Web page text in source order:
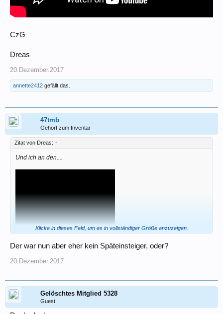
CzG
Dreas
20.Dezember.2017
annette2412 gefällt das.
47tmb
Gehört zum Inventar
Zitat von Dreas: ↑
Und ich an den....
Klicke in dieses Feld, um es in vollständiger Größe anzuzeigen.
Der war nun aber eher kein Späteinsteiger, oder?
20.Dezember.2017
Gelöschtes Mitglied 5328
Guest